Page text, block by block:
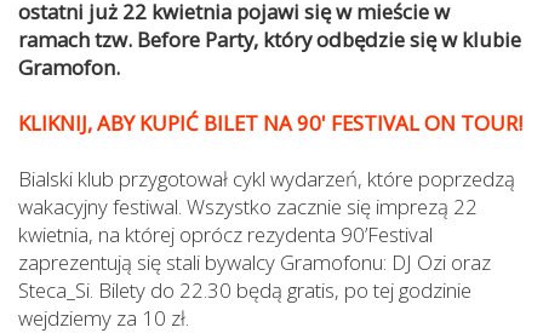
ostatni już 22 kwietnia pojawi się w mieście w
ramach tzw. Before Party, który odbędzie się w klubie
Gramofon.
KLIKNIJ, ABY KUPIĆ BILET NA 90' FESTIVAL ON TOUR!
Bialski klub przygotował cykl wydarzeń, które poprzedzą
wakacyjny festiwal. Wszystko zacznie się imprezą 22
kwietnia, na której oprócz rezydenta 90’Festival
zaprezentują się stali bywalcy Gramofonu: DJ Ozi oraz
Steca_Si. Bilety do 22.30 będą gratis, po tej godzinie
wejdziemy za 10 zł.